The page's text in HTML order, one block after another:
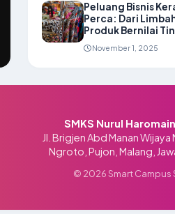
Peluang Bisnis
Perca: Dari
Produk Bernilai
November 1, 2025
SMKS Nurul
Jl. Brigjen Abd Manan Wijaya
Ngroto, Pujon, Malang,
© 2026 Smart Campus